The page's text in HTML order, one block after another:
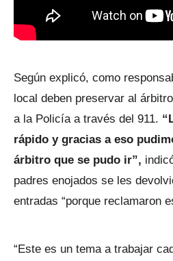
Según explicó, como
local deben preservar al
a la Policía a través del 911.
rápido y gracias a eso
árbitro que se pudo ir”,
padres enojados se les
entradas “porque reclamaron
“Este es un tema a trabajar